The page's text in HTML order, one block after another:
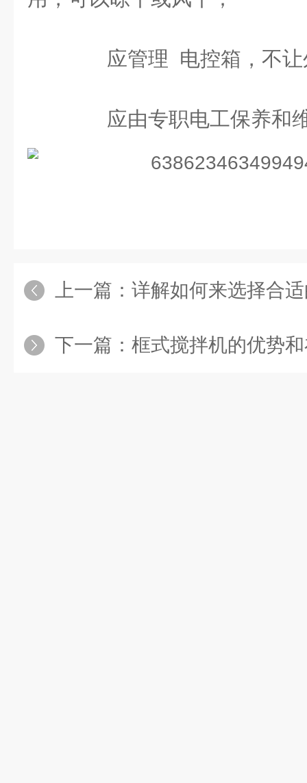
应管理 电控箱，不让
应由专职电工保养和
上一篇： 详解如何来选择合适的耙
下一篇： 框式搅拌机的优势和在化工行